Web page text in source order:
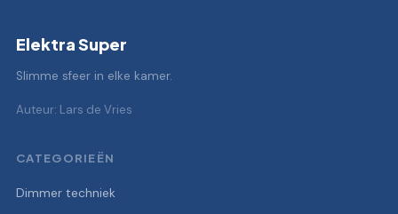
Elektra Super
Slimme sfeer in elke kamer.
Auteur: Lars de Vries
CATEGORIEËN
Dimmer techniek